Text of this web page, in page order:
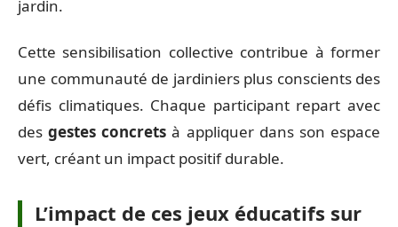
jardin.
Cette sensibilisation collective contribue à former
une communauté de jardiniers plus conscients des
défis climatiques. Chaque participant repart avec
desgestes concrets à appliquer dans son espace
vert, créant un impact positif durable.
L’impact de ces jeux éducatifs sur